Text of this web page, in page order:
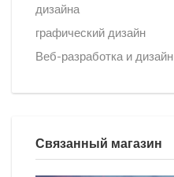
дизайна
графический дизайн
Веб-разработка и дизайн
Связанный магазин